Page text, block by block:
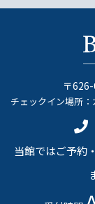
〒
チェックイン場所：
当館ではご予約